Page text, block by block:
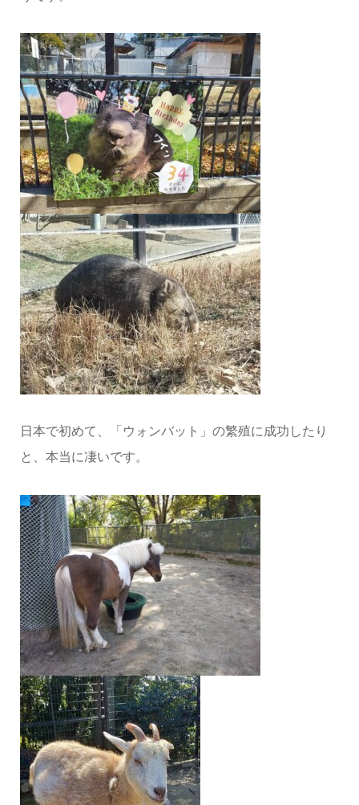
日本で初めて、「ウォンバット」の繁殖に成功したり
と、本当に凄いです。